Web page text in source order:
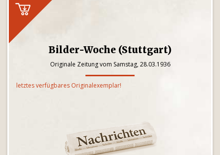
Bilder-Woche (Stuttgart)
Originale Zeitung vom Samstag, 28.03.1936
letztes verfügbares Originalexemplar!